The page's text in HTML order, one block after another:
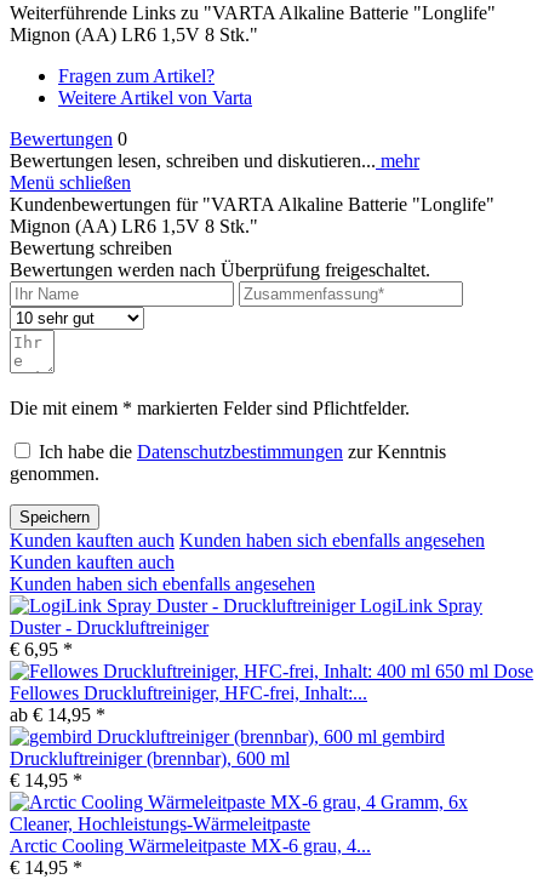
Weiterführende Links zu "VARTA Alkaline Batterie "Longlife"
Mignon (AA) LR6 1,5V 8 Stk."
Fragen zum Artikel?
Weitere Artikel von Varta
Bewertungen 0
Bewertungen lesen, schreiben und diskutieren... mehr
Menü schließen
Kundenbewertungen für "VARTA Alkaline Batterie "Longlife"
Mignon (AA) LR6 1,5V 8 Stk."
Bewertung schreiben
Bewertungen werden nach Überprüfung freigeschaltet.
Die mit einem * markierten Felder sind Pflichtfelder.
Ich habe die Datenschutzbestimmungen zur Kenntnis
genommen.
Speichern
Kunden kauften auch Kunden haben sich ebenfalls angesehen
Kunden kauften auch
Kunden haben sich ebenfalls angesehen
LogiLink Spray
Duster - Druckluftreiniger
€ 6,95 *
Fellowes Druckluftreiniger, HFC-frei, Inhalt:...
ab € 14,95 *
gembird
Druckluftreiniger (brennbar), 600 ml
€ 14,95 *
Arctic Cooling Wärmeleitpaste MX-6 grau, 4...
€ 14,95 *